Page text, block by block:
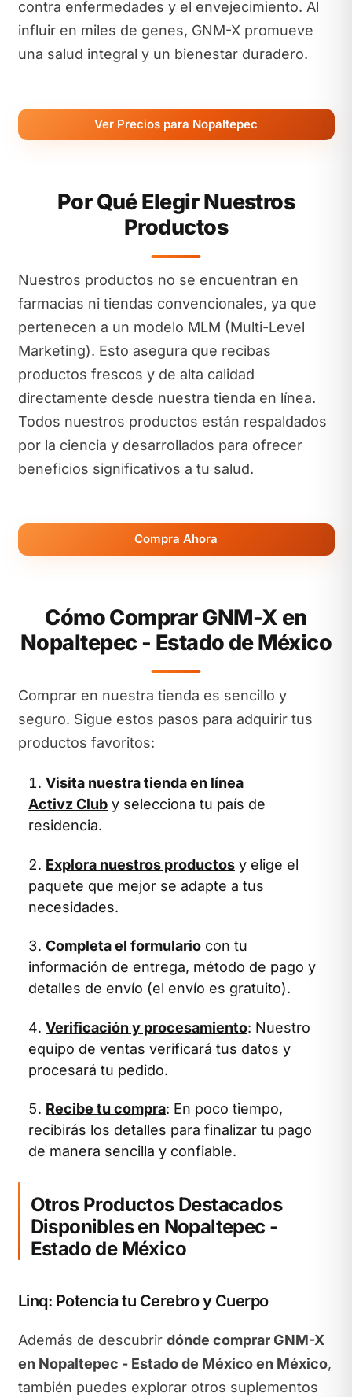
contra enfermedades y el envejecimiento. Al
influir en miles de genes, GNM-X promueve
una salud integral y un bienestar duradero.
Ver Precios para Nopaltepec
Por Qué Elegir Nuestros
Productos
Nuestros productos no se encuentran en
farmacias ni tiendas convencionales, ya que
pertenecen a un modelo MLM (Multi-Level
Marketing). Esto asegura que recibas
productos frescos y de alta calidad
directamente desde nuestra tienda en línea.
Todos nuestros productos están respaldados
por la ciencia y desarrollados para ofrecer
beneficios significativos a tu salud.
Compra Ahora
Cómo Comprar GNM-X en
Nopaltepec - Estado de México
Comprar en nuestra tienda es sencillo y
seguro. Sigue estos pasos para adquirir tus
productos favoritos:
Visita nuestra tienda en línea
Activz Club y selecciona tu país de
residencia.
Explora nuestros productos y elige el
paquete que mejor se adapte a tus
necesidades.
Completa el formulario con tu
información de entrega, método de pago y
detalles de envío (el envío es gratuito).
Verificación y procesamiento: Nuestro
equipo de ventas verificará tus datos y
procesará tu pedido.
Recibe tu compra: En poco tiempo,
recibirás los detalles para finalizar tu pago
de manera sencilla y confiable.
Otros Productos Destacados
Disponibles en Nopaltepec -
Estado de México
Linq: Potencia tu Cerebro y Cuerpo
Además de descubrir dónde comprar GNM-X
en Nopaltepec - Estado de México en México,
también puedes explorar otros suplementos